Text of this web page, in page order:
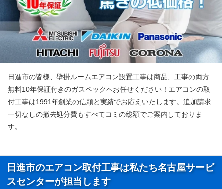
日進市の皆様、壁掛ルームエアコン設置工事は商品、工事の両方
無料10年保証付きのガスペックへお任せください！エアコンの取
付工事は1991年創業の信頼と実績でお応えいたします。追加請求
一切なしの撤去処分費もすべてコミの総額でご案内しておりま
す。
日進市のエアコン取付工事は私たち名古屋サービ
スセンターが担当します